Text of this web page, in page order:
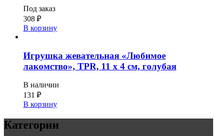
Под заказ
308 ₽
В корзину
Игрушка жевательная «Любимое
лакомство», TPR, 11 х 4 см, голубая
В наличии
131 ₽
В корзину
Категории